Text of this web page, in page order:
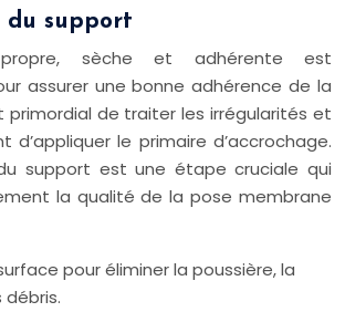
du support
sèche et adhérente est
assurer une bonne adhérence de la
primordial de traiter les irrégularités et
d’appliquer le primaire d’accrochage.
support est une étape cruciale qui
la qualité de la pose membrane
pour éliminer la poussière, la